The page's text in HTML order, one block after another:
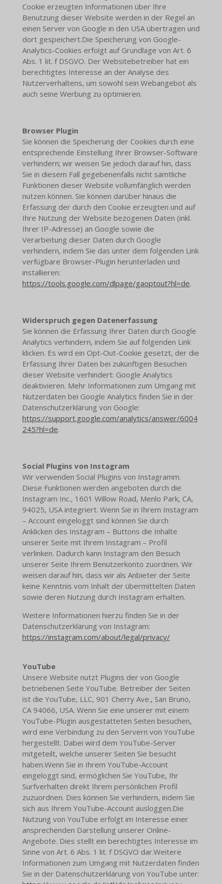
Cookie erzeugten Informationen über Ihre
Benutzung dieser Website werden in der Regel an
einen Server von Google in den USA übertragen und
dort gespeichert.Die Speicherung von Google-
Analytics-Cookies erfolgt auf Grundlage von Art. 6
Abs. 1 lit. f DSGVO. Der Websitebetreiber hat ein
berechtigtes Interesse an der Analyse des
Nutzerverhaltens, um sowohl sein Webangebot als
auch seine Werbung zu optimieren.
Browser Plugin
Sie können die Speicherung der Cookies durch eine
entsprechende Einstellung Ihrer Browser-Software
verhindern; wir weisen Sie jedoch darauf hin, dass
Sie in diesem Fall gegebenenfalls nicht sämtliche
Funktionen dieser Website vollumfänglich werden
nutzen können. Sie können darüber hinaus die
Erfassung der durch den Cookie erzeugten und auf
Ihre Nutzung der Website bezogenen Daten (inkl.
Ihrer IP-Adresse) an Google sowie die
Verarbeitung dieser Daten durch Google
verhindern, indem Sie das unter dem folgenden Link
verfügbare Browser-Plugin herunterladen und
installieren:
https://tools.google.com/dlpage/gaoptout?hl=de.
Widerspruch gegen Datenerfassung
Sie können die Erfassung Ihrer Daten durch Google
Analytics verhindern, indem Sie auf folgenden Link
klicken. Es wird ein Opt-Out-Cookie gesetzt, der die
Erfassung Ihrer Daten bei zukünftigen Besuchen
dieser Website verhindert: Google Analytics
deaktivieren. Mehr Informationen zum Umgang mit
Nutzerdaten bei Google Analytics finden Sie in der
Datenschutzerklärung von Google:
https://support.google.com/analytics/answer/6004
245?hl=de.
Social Plugins von Instagram
Wir verwenden Social Plugins von Instagramm.
Diese Funktionen werden angeboten durch die
Instagram Inc., 1601 Willow Road, Menlo Park, CA,
94025, USA integriert. Wenn Sie in Ihrem Instagram
– Account eingeloggt sind können Sie durch
Anklicken des Instagram – Buttons die Inhalte
unserer Seite mit Ihrem Instagram – Profil
verlinken. Dadurch kann Instagram den Besuch
unserer Seite Ihrem Benutzerkonto zuordnen. Wir
weisen darauf hin, dass wir als Anbieter der Seite
keine Kenntnis vom Inhalt der übermittelten Daten
sowie deren Nutzung durch Instagram erhalten.
Weitere Informationen hierzu finden Sie in der
Datenschutzerklärung von Instagram:
https://instagram.com/about/legal/privacy/
YouTube
Unsere Website nutzt Plugins der von Google
betriebenen Seite YouTube. Betreiber der Seiten
ist die YouTube, LLC, 901 Cherry Ave., San Bruno,
CA 94066, USA. Wenn Sie eine unserer mit einem
YouTube-Plugin ausgestatteten Seiten besuchen,
wird eine Verbindung zu den Servern von YouTube
hergestellt. Dabei wird dem YouTube-Server
mitgeteilt, welche unserer Seiten Sie besucht
haben.Wenn Sie in Ihrem YouTube-Account
eingeloggt sind, ermöglichen Sie YouTube, Ihr
Surfverhalten direkt Ihrem persönlichen Profil
zuzuordnen. Dies können Sie verhindern, indem Sie
sich aus Ihrem YouTube-Account ausloggen.Die
Nutzung von YouTube erfolgt im Interesse einer
ansprechenden Darstellung unserer Online-
Angebote. Dies stellt ein berechtigtes Interesse im
Sinne von Art. 6 Abs. 1 lit. f DSGVO dar.Weitere
Informationen zum Umgang mit Nutzerdaten finden
Sie in der Datenschutzerklärung von YouTube unter: